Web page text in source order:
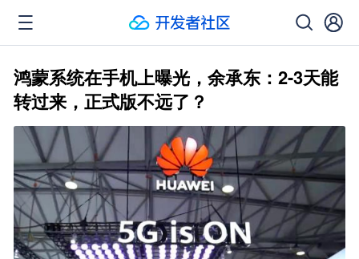
鸿蒙系统在手机上曝光，余承东：2-3天能
转过来，正式版不远了？